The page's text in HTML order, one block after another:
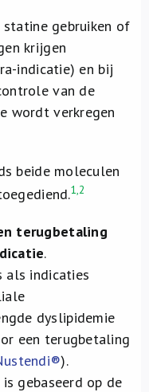
gebruiken of
krijgen
indicatie) en bij
van de
wordt verkregen
beide moleculen
1,2
terugbetaling
.
als indicaties
dyslipidemie
een terugbetaling
).
gebaseerd op de